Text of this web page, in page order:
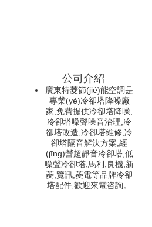
公司介紹
廣東特菱節(jié)能空調是
專業(yè)冷卻塔降噪廠
家,免費提供冷卻塔降噪,
冷卻塔噪聲噪音治理,冷
卻塔改造,冷卻塔維修,冷
卻塔隔音解決方案,經
(jīng)營超靜音冷卻塔,低
噪聲冷卻塔,馬利,良機,新
菱,覽訊,菱電等品牌冷卻
塔配件,歡迎來電咨詢。